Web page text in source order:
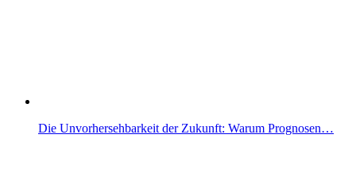
Die Unvorhersehbarkeit der Zukunft: Warum Prognosen…